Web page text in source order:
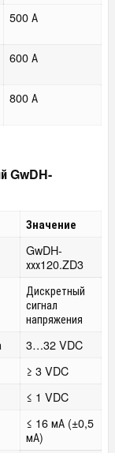
500 А
600 А
800 А
GwDH-
Значение
GwDH-
ххх120.ZD3
Дискретный
сигнал
напряжения
3…32 VDC
≥ 3 VDC
≤ 1 VDC
≤ 16 мА (±0,5
мА)